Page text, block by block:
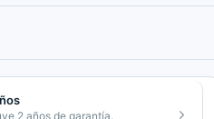
2 años de garantía.